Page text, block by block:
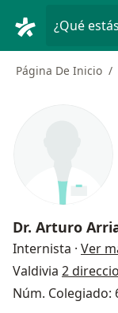
¿Qué
Página De Inicio
Dr. Arturo
Internista · Ver
Valdivia 2
Núm. Colegiado: